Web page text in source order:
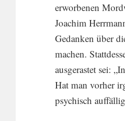
erwor­benen
Joachim
Gedanken über
machen.
ausge­rastet sei:
Hat man vorher
psychisch